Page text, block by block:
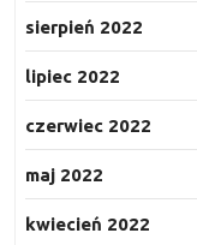
sierpień 2022
lipiec 2022
czerwiec 2022
maj 2022
kwiecień 2022